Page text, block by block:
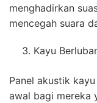
menghadirkan
mencegah suara
Kayu
Panel akustik
awal bagi mereka